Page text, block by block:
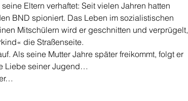
Eltern verhaftet: Seit vielen Jahren hatten
BND spioniert. Das Leben im sozialistischen
Mitschülern wird er geschnitten und verprügelt,
die Straßenseite.
Als seine Mutter Jahre später freikommt, folgt er
Liebe seiner Jugend…